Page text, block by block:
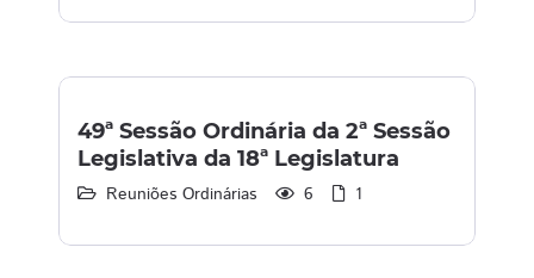
49ª Sessão Ordinária da 2ª Sessão
Legislativa da 18ª Legislatura
Reuniões Ordinárias 6 1